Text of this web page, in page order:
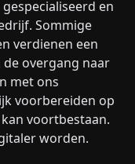
en
Sommige
verdienen een
overgang naar
met ons
voorbereiden op
voortbestaan.
worden.